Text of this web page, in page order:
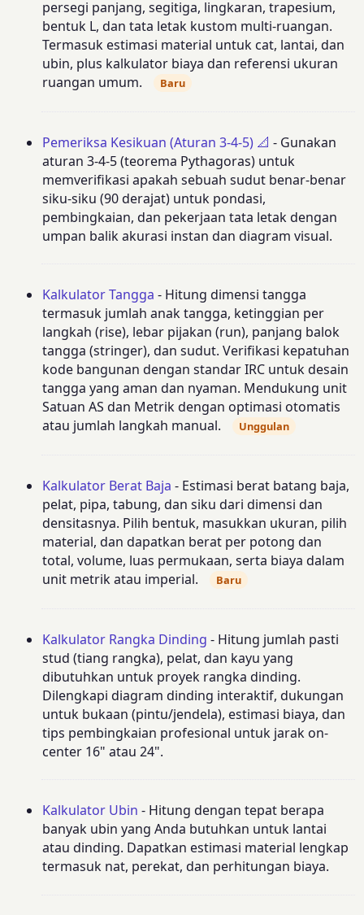
persegi panjang, segitiga, lingkaran, trapesium,
bentuk L, dan tata letak kustom multi-ruangan.
Termasuk estimasi material untuk cat, lantai, dan
ubin, plus kalkulator biaya dan referensi ukuran
ruangan umum.
Baru
Pemeriksa Kesikuan (Aturan 3-4-5) 📐 - Gunakan
aturan 3-4-5 (teorema Pythagoras) untuk
memverifikasi apakah sebuah sudut benar-benar
siku-siku (90 derajat) untuk pondasi,
pembingkaian, dan pekerjaan tata letak dengan
umpan balik akurasi instan dan diagram visual.
Kalkulator Tangga - Hitung dimensi tangga
termasuk jumlah anak tangga, ketinggian per
langkah (rise), lebar pijakan (run), panjang balok
tangga (stringer), dan sudut. Verifikasi kepatuhan
kode bangunan dengan standar IRC untuk desain
tangga yang aman dan nyaman. Mendukung unit
Satuan AS dan Metrik dengan optimasi otomatis
atau jumlah langkah manual.
Unggulan
Kalkulator Berat Baja - Estimasi berat batang baja,
pelat, pipa, tabung, dan siku dari dimensi dan
densitasnya. Pilih bentuk, masukkan ukuran, pilih
material, dan dapatkan berat per potong dan
total, volume, luas permukaan, serta biaya dalam
unit metrik atau imperial.
Baru
Kalkulator Rangka Dinding - Hitung jumlah pasti
stud (tiang rangka), pelat, dan kayu yang
dibutuhkan untuk proyek rangka dinding.
Dilengkapi diagram dinding interaktif, dukungan
untuk bukaan (pintu/jendela), estimasi biaya, dan
tips pembingkaian profesional untuk jarak on-
center 16" atau 24".
Kalkulator Ubin - Hitung dengan tepat berapa
banyak ubin yang Anda butuhkan untuk lantai
atau dinding. Dapatkan estimasi material lengkap
termasuk nat, perekat, dan perhitungan biaya.